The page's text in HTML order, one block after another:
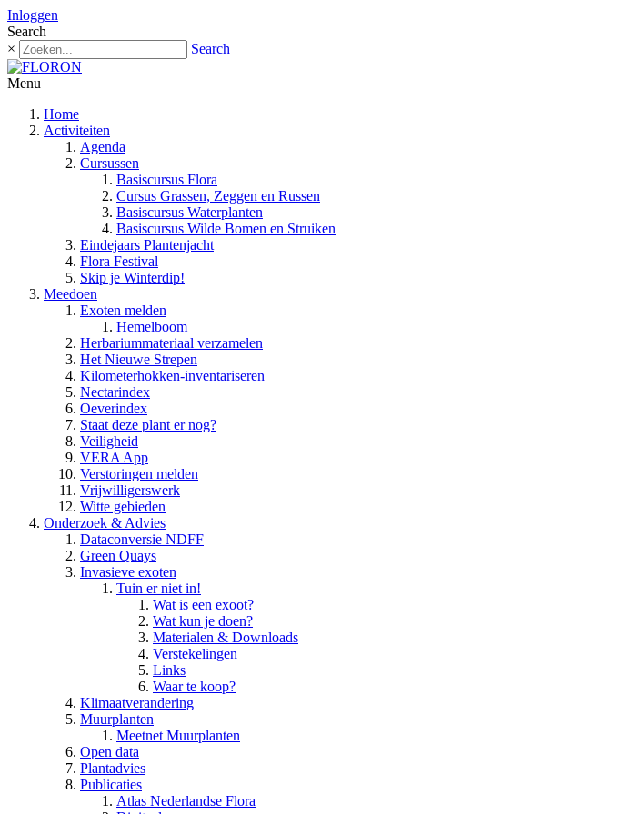
Inloggen
Search
×
Search
Menu
Home
Activiteiten
Agenda
Cursussen
Basiscursus Flora
Cursus Grassen, Zeggen en Russen
Basiscursus Waterplanten
Basiscursus Wilde Bomen en Struiken
Eindejaars Plantenjacht
Flora Festival
Skip je Winterdip!
Meedoen
Exoten melden
Hemelboom
Herbariummateriaal verzamelen
Het Nieuwe Strepen
Kilometerhokken-inventariseren
Nectarindex
Oeverindex
Staat deze plant er nog?
Veiligheid
VERA App
Verstoringen melden
Vrijwilligerswerk
Witte gebieden
Onderzoek & Advies
Dataconversie NDFF
Green Quays
Invasieve exoten
Tuin er niet in!
Wat is een exoot?
Wat kun je doen?
Materialen & Downloads
Verstekelingen
Links
Waar te koop?
Klimaatverandering
Muurplanten
Meetnet Muurplanten
Open data
Plantadvies
Publicaties
Atlas Nederlandse Flora